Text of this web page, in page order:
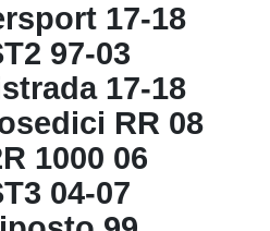
17-18
97-03
17-18
RR 08
1000 06
04-07